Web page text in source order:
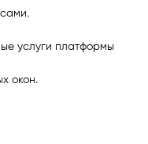
услуги платформы
окон.